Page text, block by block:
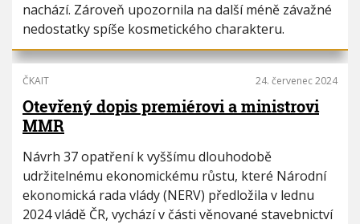
nachází. Zároveň upozornila na další méně závažné
nedostatky spíše kosmetického charakteru.
ČKAIT 24. červenec 2024
Otevřený dopis premiérovi a ministrovi
MMR
Návrh 37 opatření k vyššímu dlouhodobě
udržitelnému ekonomickému růstu, které Národní
ekonomická rada vlády (NERV) předložila v lednu
2024 vládě ČR, vychází v části věnované stavebnictví